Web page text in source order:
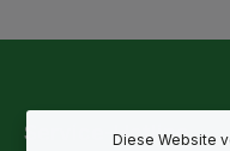
Service-Hotline
Diese Website